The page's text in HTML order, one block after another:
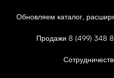
Обновляем каталог,
Продажи 8 (499) 348